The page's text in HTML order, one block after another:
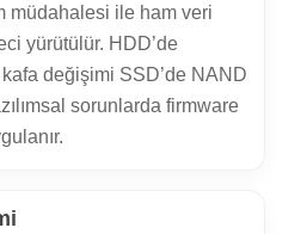
müdahalesi ile ham veri
yürütülür. HDD’de
değişimi SSD’de NAND
sorunlarda firmware